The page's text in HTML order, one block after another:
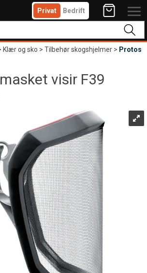
Privat Bedrift
Klær og sko>Tilbehør skogshjelmer> Protos
visir F39